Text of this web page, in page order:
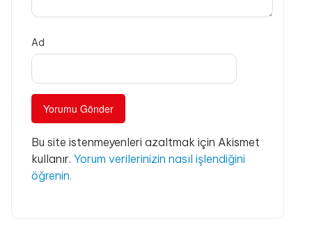
Ad
Bu site istenmeyenleri azaltmak için Akismet
kullanır. Yorum verilerinizin nasıl işlendiğini
öğrenin.